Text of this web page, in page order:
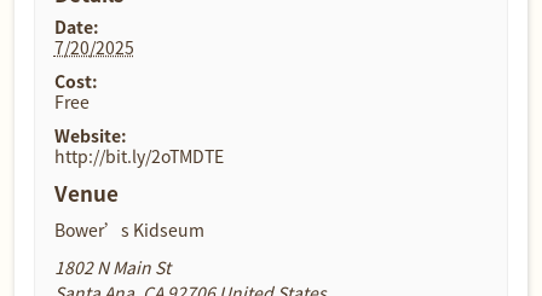
Date:
7/20/2025
Cost:
Free
Website:
http://bit.ly/2oTMDTE
Venue
Bower’s Kidseum
1802 N Main St